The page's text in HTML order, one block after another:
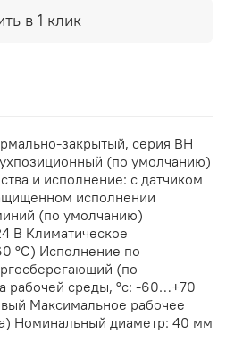
в 1 клик
закрытый, серия ВН
(по умолчанию)
и исполнение: с датчиком
исполнении
(по умолчанию)
В Климатическое
°С) Исполнение по
(по
рабочей среды, °с: -60…+70
Максимальное рабочее
Номинальный диаметр: 40 мм